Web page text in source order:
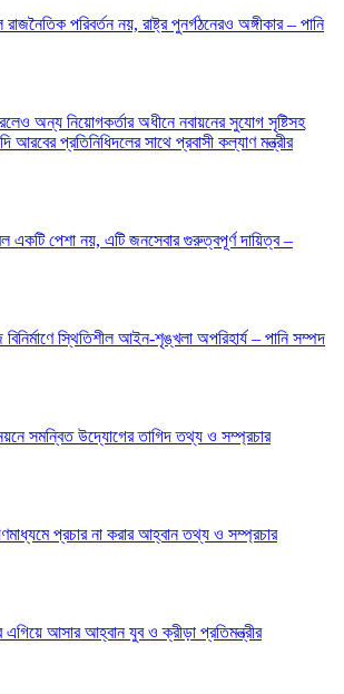
পরিবর্তন নয়, রাষ্ট্র পুনর্গঠনেরও অঙ্গীকার – পানি
অন্য নিয়োগকর্তার অধীনে নবায়নের সুযোগ সৃষ্টিসহ
আরবের প্রতিনিধিদলের সাথে প্রবাসী কল্যাণ মন্ত্রীর
একটি পেশা নয়, এটি জনসেবার গুরুত্বপূর্ণ দায়িত্ব –
স্থিতিশীল আইন-শৃঙ্খলা অপরিহার্য – পানি সম্পদ
সমন্বিত উদ্যোগের তাগিদ তথ্য ও সম্প্রচার
প্রচার না করার আহ্বান তথ্য ও সম্প্রচার
আসার আহ্বান যুব ও ক্রীড়া প্রতিমন্ত্রীর